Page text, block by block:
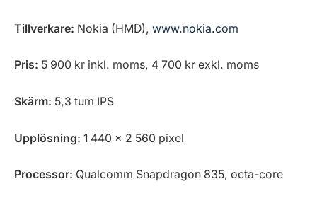
Tillverkare: Nokia (HMD), www.nokia.com
Pris: 5 900 kr inkl. moms, 4 700 kr exkl. moms
Skärm: 5,3 tum IPS
Upplösning: 1 440 x 2 560 pixel
Processor: Qualcomm Snapdragon 835, octa-core